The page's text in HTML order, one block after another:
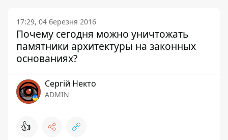
17:29, 04 березня 2016
Почему сегодня можно уничтожать
памятники архитектуры на законных
основаниях?
Сергій Некто
ADMIN
👍